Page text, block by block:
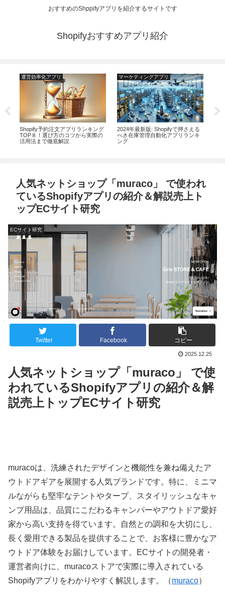
おすすめのShppifyアプリを紹介するサイトです
Shopifyおすすめアプリ紹介
運営効率化アプリ
​​Shopify予約注文アプリランキング
TOP８！選び方のコツから実際の
活用法まで徹底解説
マーケティングアプリ
2024年最新版: Shopifyで押さえる
べき在庫管理自動化アプリランキ
ング
人気ネットショップ「muraco」 で使われ
ているShopifyアプリの紹介＆解説売上ト
ップECサイト研究
ECサイト研究
Twitter Facebook コピー
2025.12.25
人気ネットショップ「muraco」 で使
われているShopifyアプリの紹介＆解
説売上トップECサイト研究
muracoは、洗練されたデザインと機能性を兼ね備えたア
ウトドアギアを展開する人気ブランドです。特に、ミニマ
ルながらも堅牢なテントやタープ、スタイリッシュなキャ
ンプ用品は、品質にこだわるキャンパーやアウトドア愛好
家から高い支持を得ています。自然との調和を大切にし、
長く愛用できる製品を提供することで、お客様に豊かなア
ウトドア体験をお届けしています。ECサイトの開発者・
運営者向けに、muracoストアで実際に導入されている
Shopifyアプリをわかりやすく解説します。（muraco）